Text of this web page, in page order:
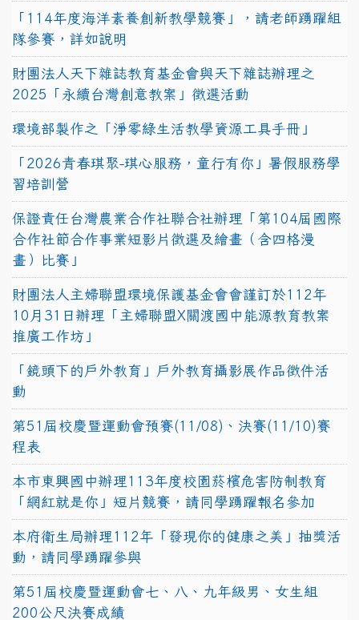
「114年度海洋素養創新教學競賽」，請老師踴躍組
隊參賽，詳如說明
財團法人天下雜誌教育基金會與天下雜誌辦理之
2025「永續台灣創意教案」徵選活動
環境部製作之「淨零綠生活教學資源工具手冊」
「2026青春琪聚-琪心服務，童行有你」暑假服務學
習培訓營
保證責任台灣農業合作社聯合社辦理「第104屆國際
合作社節合作事業短影片徵選及繪畫（含四格漫
畫）比賽」
財團法人主婦聯盟環境保護基金會會謹訂於112年
10月31日辦理「主婦聯盟X關渡國中能源教育教案
推廣工作坊」
「鏡頭下的戶外教育」戶外教育攝影展作品徵件活
動
第51屆校慶暨運動會預賽(11/08)、決賽(11/10)賽
程表
本市東興國中辦理113年度校園菸檳危害防制教育
「網紅就是你」短片競賽，請同學踴躍報名參加
本府衛生局辦理112年「發現你的健康之美」抽獎活
動，請同學踴躍參與
第51屆校慶暨運動會七、八、九年級男、女生組
200公尺決賽成績